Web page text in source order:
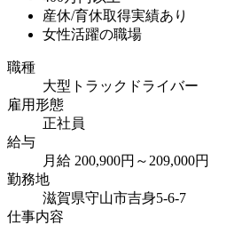
産休/育休取得実績あり
女性活躍の職場
職種
大型トラックドライバー
雇用形態
正社員
給与
月給 200,900円～209,000円
勤務地
滋賀県守山市吉身5-6-7
仕事内容